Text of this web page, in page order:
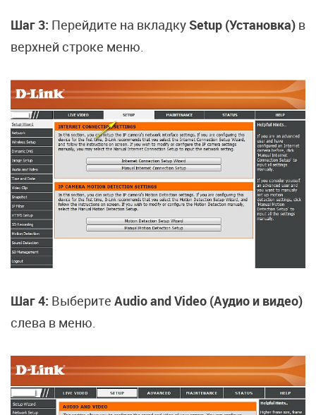
Шаг 3: Перейдите на вкладкуSetup (Установка) в
верхней строке меню.
Шаг 4: Выберите Audio and Video (Аудио и видео)
слева в меню.